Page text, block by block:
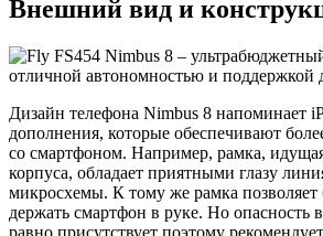
Внешний вид и
Дизайн телефона Nimbus 8 напоминает
дополнения, которые обеспечивают
со смартфоном. Например, рамка,
корпуса, обладает приятными глазу
микросхемы. К тому же рамка позволяет
держать смартфон в руке. Но опасность